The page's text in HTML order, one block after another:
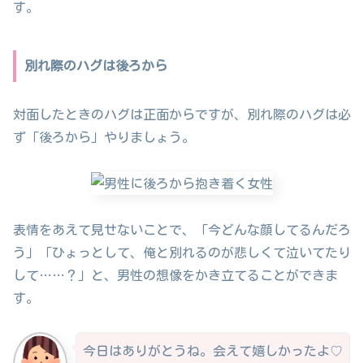
す。
別れ際のハグは後ろから
対面したときのハグは正面からですが、別れ際のハグは必
ず「後ろから」やりましょう。
表情をあえて見せないことで、「今どんな顔してるんだろ
う」「ひょっとして、俺と別れるのが悲しくて泣いてたり
して……？」と、男性の想像をかき立てることができま
す。
今日はありがとうね。会えて嬉しかったよ♡